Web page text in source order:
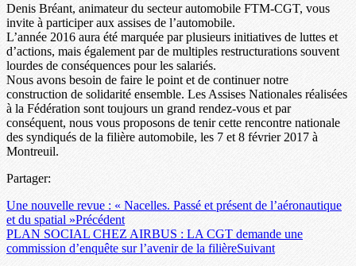
Denis Bréant, animateur du secteur automobile FTM-CGT, vous
invite à participer aux assises de l’automobile.
L’année 2016 aura été marquée par plusieurs initiatives de luttes et
d’actions, mais également par de multiples restructurations souvent
lourdes de conséquences pour les salariés.
Nous avons besoin de faire le point et de continuer notre
construction de solidarité ensemble. Les Assises Nationales réalisées
à la Fédération sont toujours un grand rendez-vous et par
conséquent, nous vous proposons de tenir cette rencontre nationale
des syndiqués de la filière automobile, les 7 et 8 février 2017 à
Montreuil.
Partager:
Une nouvelle revue : « Nacelles. Passé et présent de l’aéronautique
et du spatial »Précédent
PLAN SOCIAL CHEZ AIRBUS : LA CGT demande une
commission d’enquête sur l’avenir de la filièreSuivant